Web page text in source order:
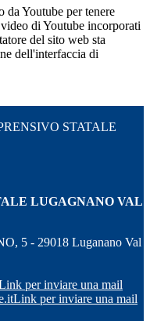
da Youtube per tenere
di Youtube incorporati
del sito web sta
dell'interfaccia di
STATALE
LUGAGNANO VAL
5 - 29018 Luganano Val
per inviare una mail
Link per inviare una mail